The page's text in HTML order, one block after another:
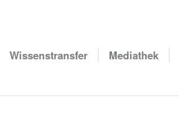
Wissenstransfer Mediathek